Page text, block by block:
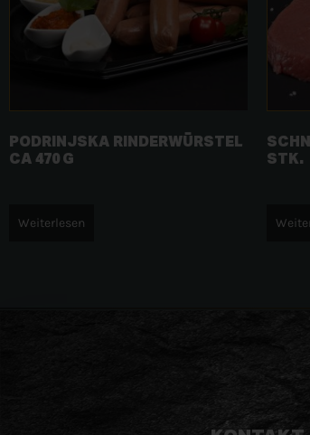
PODRINJSKA RINDERWÜRSTEL
CA 470 G
Weiterlesen
STK.